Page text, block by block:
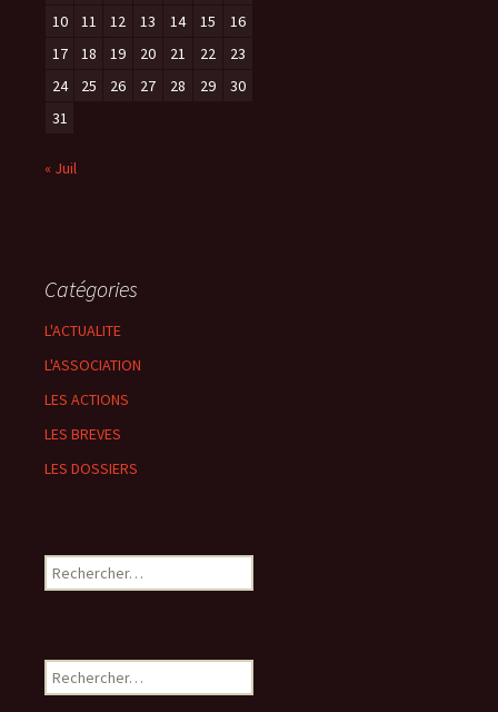
10
11 12 13 14 15
16
17
18 19 20 21 22
23
24
25 26 27 28 29
30
31
« Juil
Catégories
L'ACTUALITE
L'ASSOCIATION
LES ACTIONS
LES BREVES
LES DOSSIERS
Rechercher :
Rechercher :